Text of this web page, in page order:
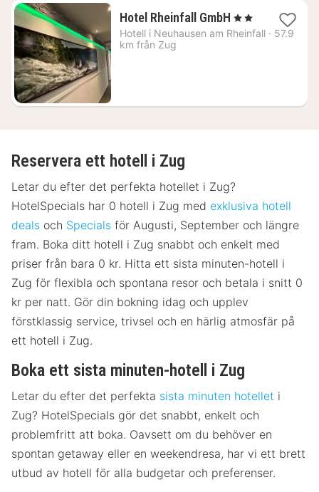
Hotel Rheinfall GmbH 1
natt
, 2 Stjärnor
Hotell i Neuhausen am Rheinfall · 57.9
km från Zug
Reservera ett hotell i Zug
Letar du efter det perfekta hotellet i Zug?
HotelSpecials har 0 hotell i Zug med exklusiva hotell
deals och Specials för Augusti, September och längre
fram. Boka ditt hotell i Zug snabbt och enkelt med
priser från bara 0 kr. Hitta ett sista minuten-hotell i
Zug för flexibla och spontana resor och betala i snitt 0
kr per natt. Gör din bokning idag och upplev
förstklassig service, trivsel och en härlig atmosfär på
ett hotell i Zug.
Boka ett sista minuten-hotell i Zug
Letar du efter det perfekta sista minuten hotellet i
Zug? HotelSpecials gör det snabbt, enkelt och
problemfritt att boka. Oavsett om du behöver en
spontan getaway eller en weekendresa, har vi ett brett
utbud av hotell för alla budgetar och preferenser.